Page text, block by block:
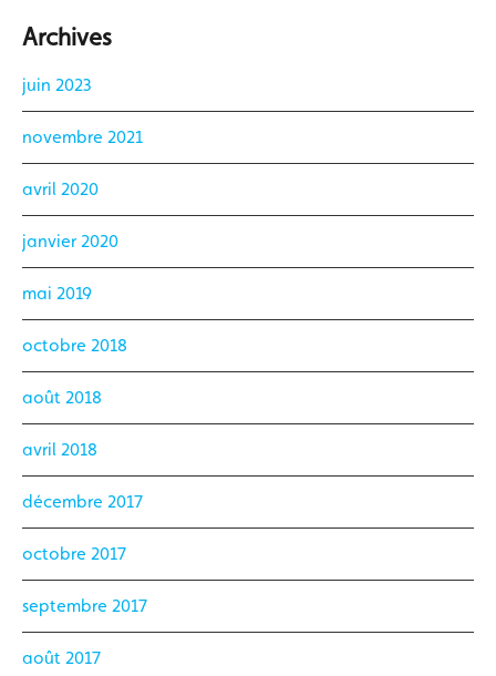
Archives
juin 2023
novembre 2021
avril 2020
janvier 2020
mai 2019
octobre 2018
août 2018
avril 2018
décembre 2017
octobre 2017
septembre 2017
août 2017